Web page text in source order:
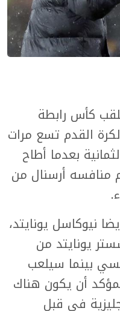
كأس رابطة
لكرة القدم تسع مرات
بعدما أطاح
أرسنال من
نيوكاسل يونايتد،
يونايتد من
بينما سيلعب
أن يكون هناك
في قبل